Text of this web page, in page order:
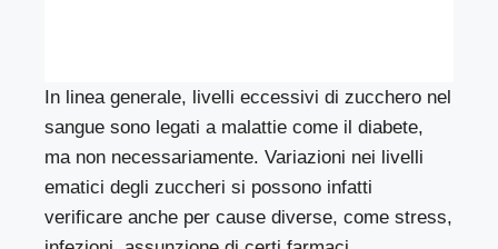
In linea generale, livelli eccessivi di zucchero nel
sangue sono legati a malattie come il diabete,
ma non necessariamente. Variazioni nei livelli
ematici degli zuccheri si possono infatti
verificare anche per cause diverse, come stress,